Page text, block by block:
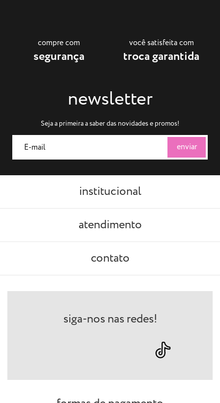
compre com
segurança
você satisfeita com
troca garantida
newsletter
Seja a primeira a saber das novidades e promos!
institucional
atendimento
contato
siga-nos nas redes!